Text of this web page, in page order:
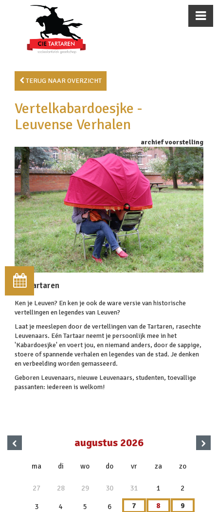
TERUG NAAR OVERZICHT
Vertelkabardoesjke -
Leuvense Verhalen
archief voorstelling
Cie Tartaren
Ken je Leuven? En ken je ook de ware versie van historische
vertellingen en legendes van Leuven?
Laat je meeslepen door de vertellingen van de Tartaren, rasechte
Leuvenaars. Eén Tartaar neemt je persoonlijk mee in het
'Kabardoesjke' en voert jou, en niemand anders, door de sappige,
stoere of spannende verhalen en legendes van de stad. Je denken
en verbeelding worden gemasseerd.
Geboren Leuvenaars, nieuwe Leuvenaars, studenten, toevallige
passanten: iedereen is welkom!
‹ augustus 2026
ma di wo do vr za zo
27 28 29 30 31 1 2
3 4 5 6 7 8 9
›